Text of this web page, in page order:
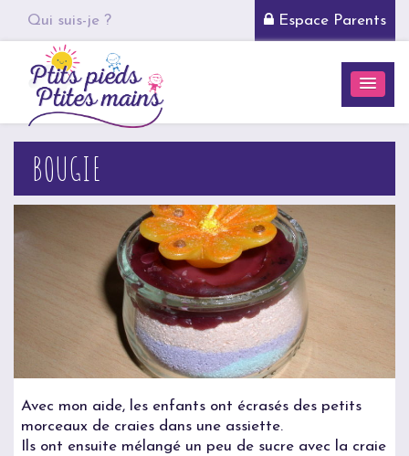
Qui suis-je ? Espace Parents
BOUGIE
Avec mon aide, les enfants ont écrasés des petits
morceaux de craies dans une assiette.
Ils ont ensuite mélangé un peu de sucre avec la craie